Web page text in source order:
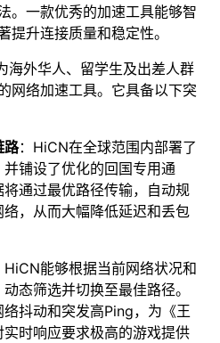
。一款优秀的加速工具能够智
提升连接质量和稳定性。
海外华人、留学生及出差人群
网络加速工具。它具备以下突
路：HiCN在全球范围内部署了
铺设了优化的回国专用通
通过最优路径传输，自动规
，从而大幅降低延迟和丢包
HiCN能够根据当前网络状况和
态筛选并切换至最佳路径。
抖动和突发高Ping，为《王
时响应要求极高的游戏提供